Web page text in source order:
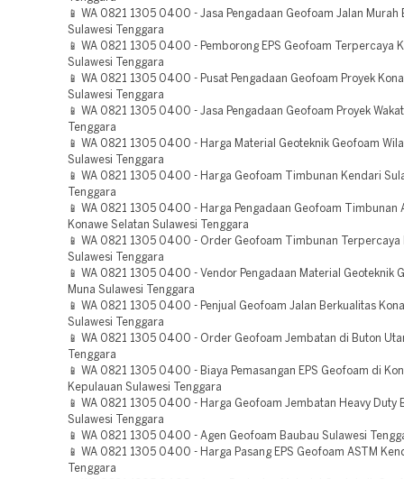
📱 WA 0821 1305 0400 - Jasa Pengadaan Geofoam Jalan Murah
Sulawesi Tenggara
📱 WA 0821 1305 0400 - Pemborong EPS Geofoam Terpercaya
Sulawesi Tenggara
📱 WA 0821 1305 0400 - Pusat Pengadaan Geofoam Proyek
Sulawesi Tenggara
📱 WA 0821 1305 0400 - Jasa Pengadaan Geofoam Proyek
Tenggara
📱 WA 0821 1305 0400 - Harga Material Geoteknik Geofoam
Sulawesi Tenggara
📱 WA 0821 1305 0400 - Harga Geofoam Timbunan Kendari
Tenggara
📱 WA 0821 1305 0400 - Harga Pengadaan Geofoam Timbunan
Konawe Selatan Sulawesi Tenggara
📱 WA 0821 1305 0400 - Order Geofoam Timbunan Terpercaya
Sulawesi Tenggara
📱 WA 0821 1305 0400 - Vendor Pengadaan Material Geoteknik
Muna Sulawesi Tenggara
📱 WA 0821 1305 0400 - Penjual Geofoam Jalan Berkualitas
Sulawesi Tenggara
📱 WA 0821 1305 0400 - Order Geofoam Jembatan di Buton
Tenggara
📱 WA 0821 1305 0400 - Biaya Pemasangan EPS Geofoam di
Kepulauan Sulawesi Tenggara
📱 WA 0821 1305 0400 - Harga Geofoam Jembatan Heavy Duty
Sulawesi Tenggara
📱 WA 0821 1305 0400 - Agen Geofoam Baubau Sulawesi
📱 WA 0821 1305 0400 - Harga Pasang EPS Geofoam ASTM
Tenggara